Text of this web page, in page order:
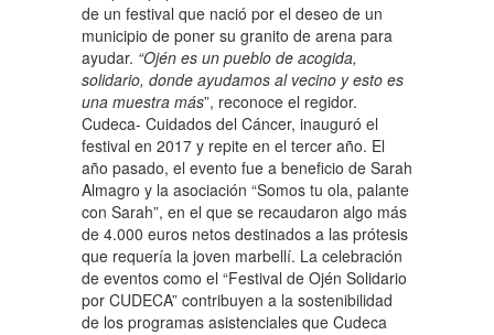
de un festival que nació por el deseo de un
municipio de poner su granito de arena para
ayudar. “Ojén es un pueblo de acogida,
solidario, donde ayudamos al vecino y esto es
una muestra más”, reconoce el regidor.
Cudeca- Cuidados del Cáncer, inauguró el
festival en 2017 y repite en el tercer año. El
año pasado, el evento fue a beneficio de Sarah
Almagro y la asociación “Somos tu ola, palante
con Sarah”, en el que se recaudaron algo más
de 4.000 euros netos destinados a las prótesis
que requería la joven marbellí. La celebración
de eventos como el “Festival de Ojén Solidario
por CUDECA” contribuyen a la sostenibilidad
de los programas asistenciales que Cudeca